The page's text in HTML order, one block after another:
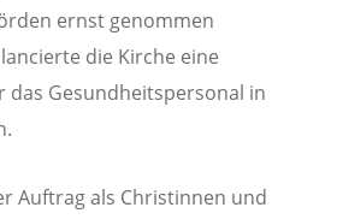
ernst genommen
die Kirche eine
Gesundheitspersonal in
Auftrag als Christinnen und